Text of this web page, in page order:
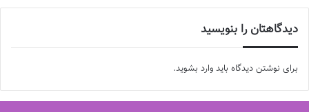
دیدگاهتان را بنویسید
برای نوشتن دیدگاه باید وارد بشوید.